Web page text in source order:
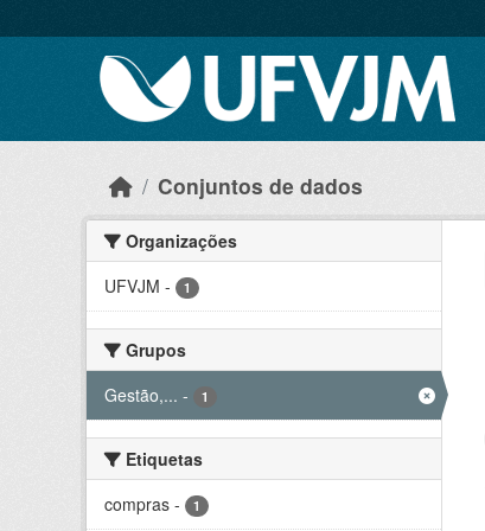
Conjuntos de dados
Organizações
UFVJM - 1
Grupos
Gestão,... - 1
Etiquetas
compras - 1